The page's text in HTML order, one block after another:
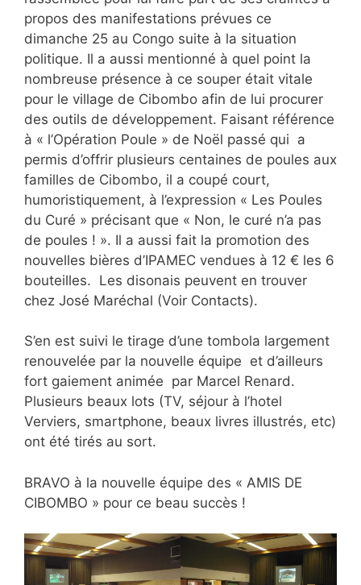
propos des manifestations prévues ce
dimanche 25 au Congo suite à la situation
politique. Il a aussi mentionné à quel point la
nombreuse présence à ce souper était vitale
pour le village de Cibombo afin de lui procurer
des outils de développement. Faisant référence
à « l’Opération Poule » de Noël passé qui a
permis d’offrir plusieurs centaines de poules aux
familles de Cibombo, il a coupé court,
humoristiquement, à l’expression « Les Poules
du Curé » précisant que « Non, le curé n’a pas
de poules ! ». Il a aussi fait la promotion des
nouvelles bières d’IPAMEC vendues à 12 € les 6
bouteilles. Les disonais peuvent en trouver
chez José Maréchal (Voir Contacts).
S’en est suivi le tirage d’une tombola largement
renouvelée par la nouvelle équipe et d’ailleurs
fort gaiement animée par Marcel Renard.
Plusieurs beaux lots (TV, séjour à l’hotel
Verviers, smartphone, beaux livres illustrés, etc)
ont été tirés au sort.
BRAVO à la nouvelle équipe des « AMIS DE
CIBOMBO » pour ce beau succès !